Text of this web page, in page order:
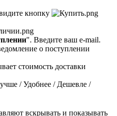
кнопку
". Введите ваш e-mail.
о поступлении
стоимость доставки
/ Удобнее / Дешевле /
вскрывать и показывать